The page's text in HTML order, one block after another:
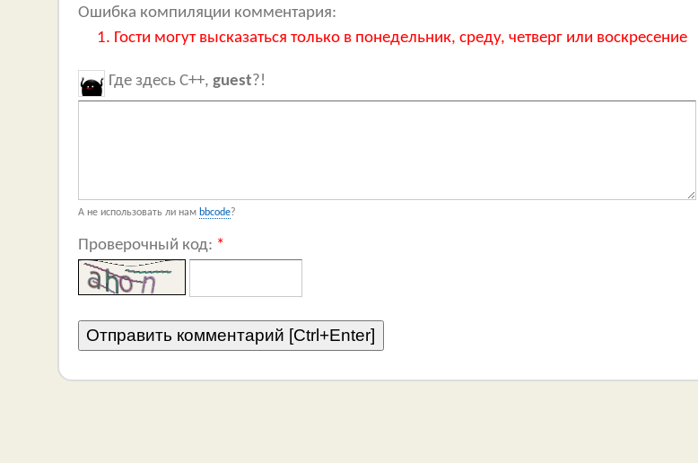
Ошибка компиляции комментария:
Гости могут высказаться только в понедельник, среду, четверг или воскресение
Где здесь C++, guest?!
А не использовать ли нам bbcode?
Проверочный код: *